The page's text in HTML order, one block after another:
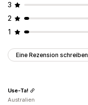
3
2
1
Eine Rezension schreiben
Use-Ta!
Australien